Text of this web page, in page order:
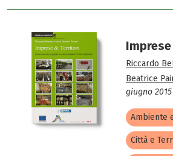
Riccardo
Beatrice
giugno 2015
Ambiente
Città e